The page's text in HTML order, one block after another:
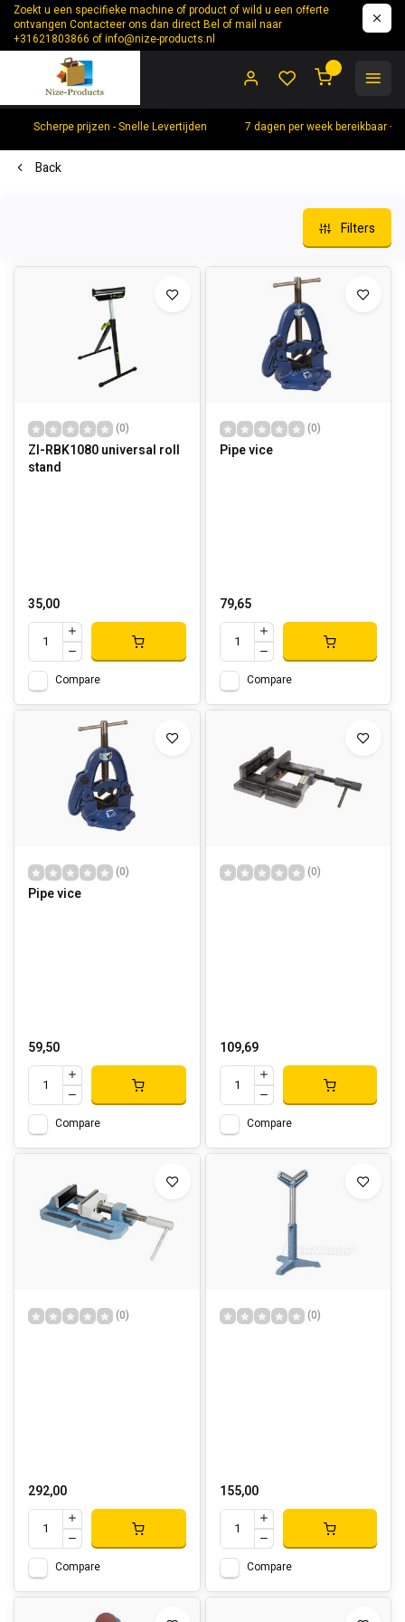
Zoekt u een specifieke machine of product of wild u een offerte
ontvangen Contacteer ons dan direct Bel of mail naar
+31621803866 ofinfo@nize-products.nl
Scherpe prijzen - Snelle Levertijden 7 dagen per week bereikbaar
Back
Filters
(0)
ZI-RBK1080 universal roll
stand
35,00
Compare
(0)
Pipe vice
79,65
Compare
(0)
Pipe vice
59,50
Compare
(0)
109,69
Compare
(0)
292,00
Compare
(0)
155,00
Compare